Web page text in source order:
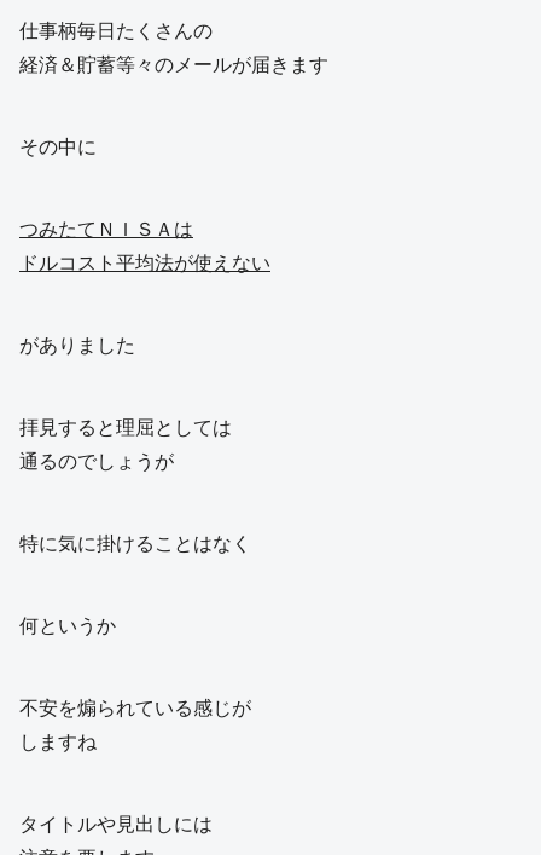
仕事柄毎日たくさんの
経済＆貯蓄等々のメールが届きます
その中に
つみたてＮＩＳＡは
ドルコスト平均法が使えない
がありました
拝見すると理屈としては
通るのでしょうが
特に気に掛けることはなく
何というか
不安を煽られている感じが
しますね
タイトルや見出しには